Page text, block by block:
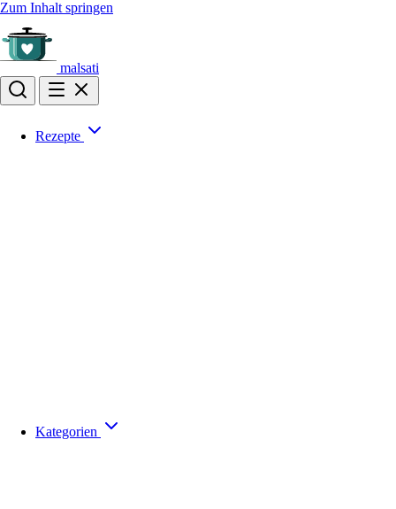
Zum Inhalt springen
malsati
Rezepte
Kategorien